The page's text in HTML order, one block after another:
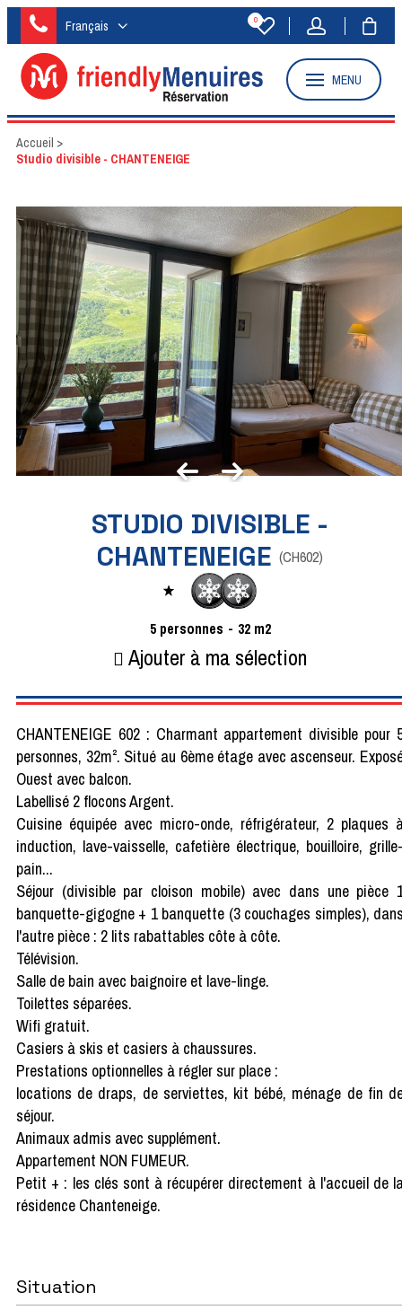
Français 0
MENU
Accueil >
Studio divisible - CHANTENEIGE
STUDIO DIVISIBLE -
CHANTENEIGE (CH602)
5 personnes 32 m2
Ajouter à ma sélection
CHANTENEIGE 602 : Charmant appartement divisible pour
personnes, 32m². Situé au 6ème étage avec ascenseur.
Ouest avec balcon.
Labellisé 2 flocons Argent.
Cuisine équipée avec micro-onde, réfrigérateur, 2 plaques
induction, lave-vaisselle, cafetière électrique, bouilloire,
pain...
Séjour (divisible par cloison mobile) avec dans une pièce
banquette-gigogne + 1 banquette (3 couchages simples),
l'autre pièce : 2 lits rabattables côte à côte.
Télévision.
Salle de bain avec baignoire et lave-linge.
Toilettes séparées.
Wifi gratuit.
Casiers à skis et casiers à chaussures.
Prestations optionnelles à régler sur place :
locations de draps, de serviettes, kit bébé, ménage de fin
séjour.
Animaux admis avec supplément.
Appartement NON FUMEUR.
Petit + : les clés sont à récupérer directement à l'accueil de
résidence Chanteneige.
Situation